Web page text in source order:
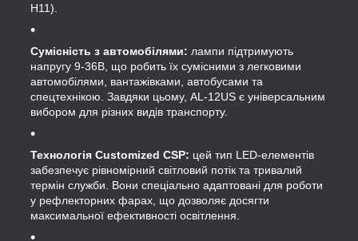
H11).
Сумісність з автомобілями: лампи підтримують
напругу 9-36В, що робить їх сумісними з легковими
автомобілями, вантажівками, автобусами та
спецтехнікою. Завдяки цьому, AL-12US є універсальним
вибором для різних видів транспорту.
Технологія Customized CSP: цей тип LED-елементів
забезпечує рівномірний світловий потік та тривалий
термін служби. Вони спеціально адаптовані для роботи
у рефлекторних фарах, що дозволяє досягти
максимальної ефективності освітлення.